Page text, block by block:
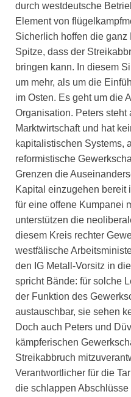
durch westdeutsche
Element von
Sicherlich hoffen die ganz
Spitze, dass der
bringen kann. In diesem
um mehr, als um die
im Osten. Es geht um die
Organisation. Peters steht
Marktwirtschaft und hat
kapitalistischen Systems,
reformistische
Grenzen die
Kapital einzugehen bereit
für eine offene Kumpanei
unterstützen die
diesem Kreis rechter
westfälische
den IG Metall-Vorsitz in
spricht Bände: für solche
der Funktion des
austauschbar, sie sehen
Doch auch Peters und
kämpferischen
Streikabbruch
Verantwortlicher für die
die schlappen